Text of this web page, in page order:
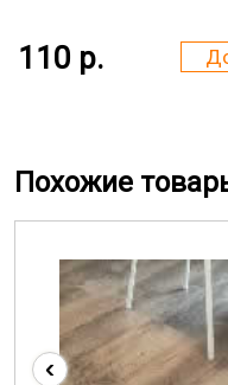
110 р.
Похожие
‹